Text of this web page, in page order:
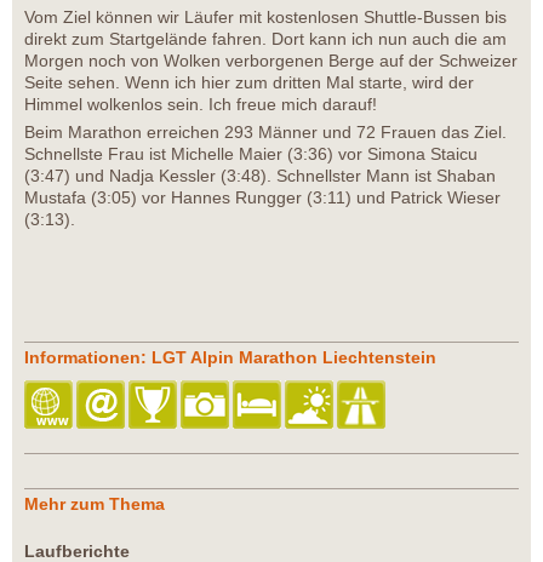
Vom Ziel können wir Läufer mit kostenlosen Shuttle-Bussen bis
direkt zum Startgelände fahren. Dort kann ich nun auch die am
Morgen noch von Wolken verborgenen Berge auf der Schweizer
Seite sehen. Wenn ich hier zum dritten Mal starte, wird der
Himmel wolkenlos sein. Ich freue mich darauf!
Beim Marathon erreichen 293 Männer und 72 Frauen das Ziel.
Schnellste Frau ist Michelle Maier (3:36) vor Simona Staicu
(3:47) und Nadja Kessler (3:48). Schnellster Mann ist Shaban
Mustafa (3:05) vor Hannes Rungger (3:11) und Patrick Wieser
(3:13).
Informationen: LGT Alpin Marathon Liechtenstein
Mehr zum Thema
Laufberichte